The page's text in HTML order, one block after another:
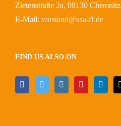
Zietenstraße 2a, 09130 Chemnitz
E-Mail: vorstand@asa-ff.de
FIND US ALSO ON